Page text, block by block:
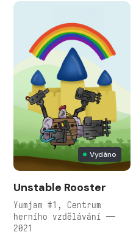
Vydáno
Unstable Rooster
Yumjam #1, Centrum
herního vzdělávání —
2021